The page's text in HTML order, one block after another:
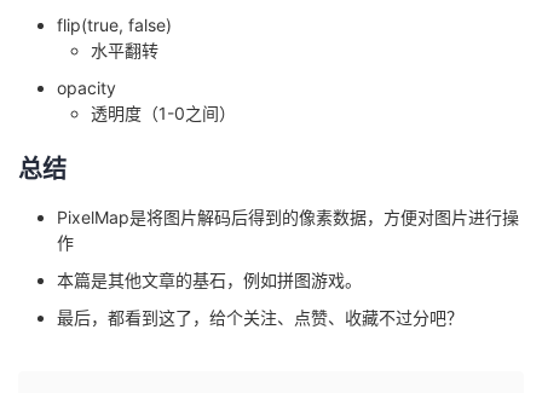
flip(true, false)
水平翻转
opacity
透明度（1-0之间）
总结
PixelMap是将图片解码后得到的像素数据，方便对图片进行操
作
本篇是其他文章的基石，例如拼图游戏。
最后，都看到这了，给个关注、点赞、收藏不过分吧？